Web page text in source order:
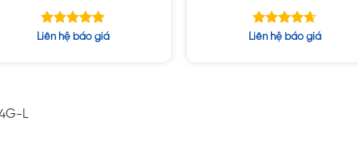
Nvidia A3000 6GB, 17.3″ UHD,
Win10
Được xếp
Liên hệ báo giá
A3000 6GB, 1TB SSD, 15.6″
FHD, Win10
Được xếp
Liên hệ báo giá
L